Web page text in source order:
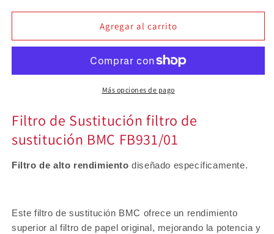
Agregar al carrito
Más opciones de pago
Filtro de Sustitución filtro de
sustitución BMC FB931/01
Filtro de alto rendimiento diseñado específicamente.
Este filtro de sustitución BMC ofrece un rendimiento
superior al filtro de papel original, mejorando la potencia y